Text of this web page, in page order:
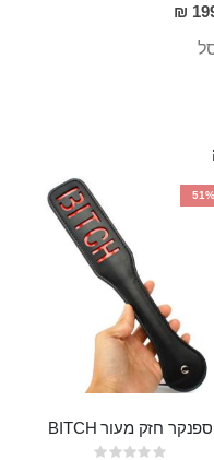
ספנקר חזק מעור BITCH